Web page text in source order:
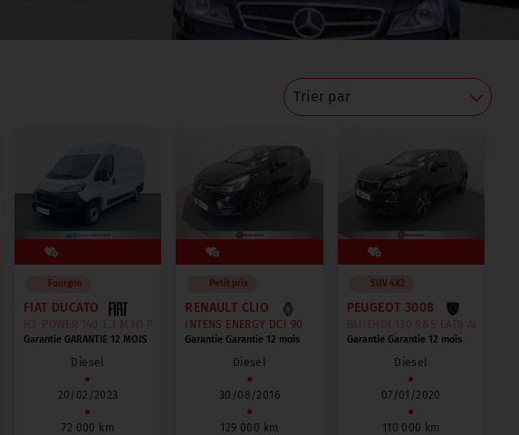
Trier par
Fourgon
FIAT DUCATO
H3-POWER 140 3.3 M H1 PACK PRO
Garantie GARANTIE 12 MOIS
Diesel
●
20/02/2023
●
72 000 km
Petit prix
RENAULT CLIO
INTENS ENERGY DCI 90
Garantie Garantie 12 mois
Diesel
●
30/08/2016
●
129 000 km
SUV 4X2
PEUGEOT 3008
BLUEHDI 130 S&S EAT8 ALLURE
Garantie Garantie 12 mois
Diesel
●
07/01/2020
●
110 000 km